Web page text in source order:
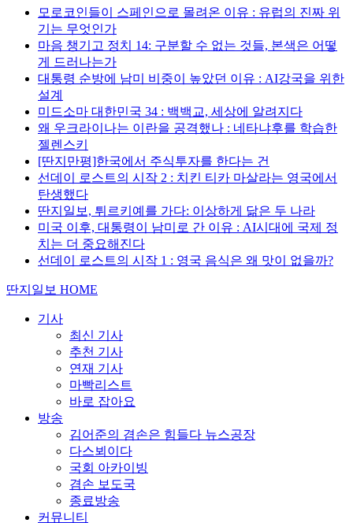
모로코인들이 스페인으로 몰려온 이유 : 유럽의 진짜 위
기는 무엇인가
마음 챙기고 정치 14: 구분할 수 없는 것들, 본색은 어떻
게 드러나는가
대통령 순방에 남미 비중이 높았던 이유 : AI강국을 위한
설계
미드소마 대한민국 34 : 백백교, 세상에 알려지다
왜 우크라이나는 이란을 공격했나 : 네타냐후를 학습한
젤렌스키
[딴지만평]한국에서 주식투자를 한다는 건
선데이 로스트의 시작 2 : 치킨 티카 마살라는 영국에서
탄생했다
딴지일보, 튀르키예를 가다: 이상하게 닮은 두 나라
미국 이후, 대통령이 남미로 간 이유 : AI시대에 국제 정
치는 더 중요해진다
선데이 로스트의 시작 1 : 영국 음식은 왜 맛이 없을까?
딴지일보 HOME
기사
최신 기사
추천 기사
연재 기사
마빡리스트
바로 잡아요
방송
김어준의 겸손은 힘들다 뉴스공장
다스뵈이다
국회 아카이빙
겸손 보도국
종료방송
커뮤니티